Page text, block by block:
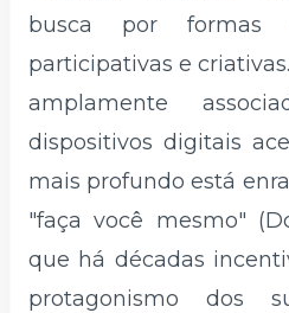
busca por formas
participativas e
amplamente
dispositivos digitais
mais profundo está
"faça você mesmo"
que há décadas
protagonismo dos